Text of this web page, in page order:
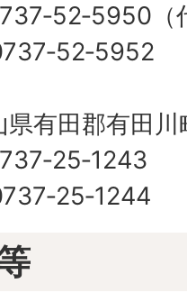
（
県有田郡有田